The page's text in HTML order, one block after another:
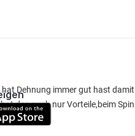
Dehnung immer gut hast damit
das auch nur Vorteile,beim